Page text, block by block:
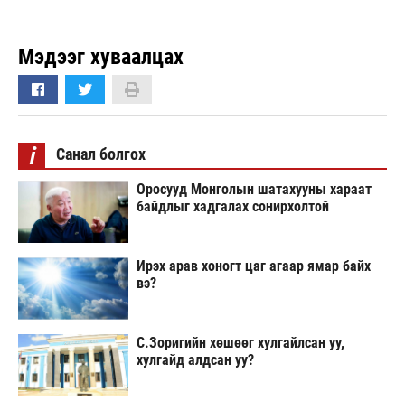
Мэдээг хуваалцах
i Санал болгох
Оросууд Монголын шатахууны хараат
байдлыг хадгалах сонирхолтой
Ирэх арав хоногт цаг агаар ямар байх
вэ?
С.Зоригийн хөшөөг хулгайлсан уу,
хулгайд алдсан уу?